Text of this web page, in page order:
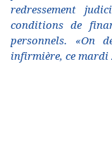
redressement
conditions de
personnels. «On
infirmière, ce